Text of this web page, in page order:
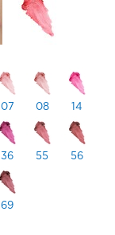
07 08 14
36 55 56
69